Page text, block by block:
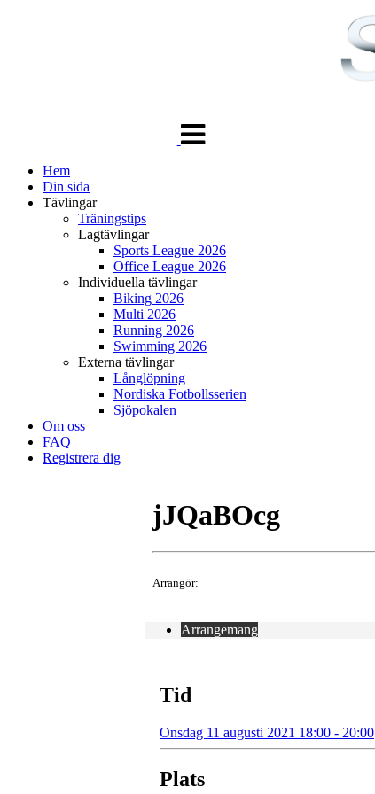
navigering
Hem
Din sida
Tävlingar
Träningstips
Lagtävlingar
Sports League 2026
Office League 2026
Individuella tävlingar
Biking 2026
Multi 2026
Running 2026
Swimming 2026
Externa tävlingar
Långlöpning
Nordiska Fotbollsserien
Sjöpokalen
Om oss
FAQ
Registrera dig
jJQaBOcg
Arrangör:
Arrangemang
Tid
Onsdag 11 augusti 2021 18:00 - 20:00
Plats